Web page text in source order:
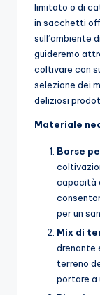
limitato o di
in sacchetti
sull’ambiente
guideremo
coltivare con
selezione dei
deliziosi
Materiale
Borse
capacità
per un
Mix di
drenante
terreno
portare a